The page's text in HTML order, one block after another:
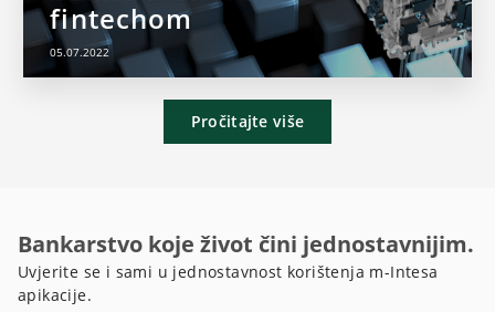
fintechom
05.07.2022
Pročitajte više
Bankarstvo koje život čini jednostavnijim.
Uvjerite se i sami u jednostavnost korištenja m-Intesa
apikacije.